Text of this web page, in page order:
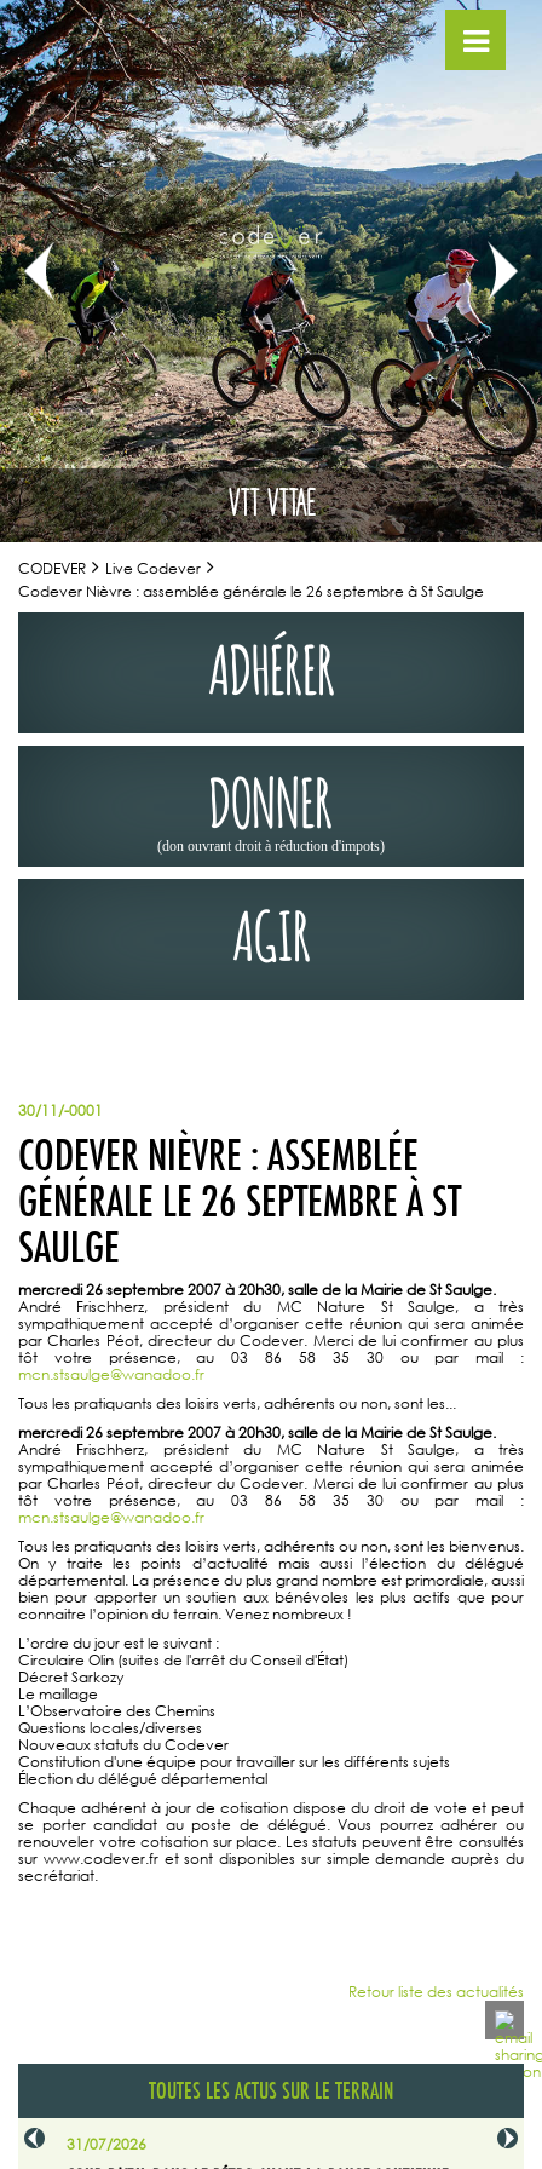
VTT VTTAE
CODEVER
Live Codever
Codever Nièvre : assemblée générale le 26 septembre à St Saulge
ADHÉRER
DONNER
(don ouvrant droit à réduction d'impots)
AGIR
30/11/-0001
CODEVER NIÈVRE : ASSEMBLÉE
GÉNÉRALE LE 26 SEPTEMBRE À ST
SAULGE
mercredi 26 septembre 2007 à 20h30, salle de la Mairie de St Saulge.
André Frischherz, président du MC Nature St Saulge, a très
sympathiquement accepté d’organiser cette réunion qui sera animée
par Charles Péot, directeur du Codever. Merci de lui confirmer au plus
tôt votre présence, au 03 86 58 35 30 ou par mail :
mcn.stsaulge@wanadoo.fr
Tous les pratiquants des loisirs verts, adhérents ou non, sont les...
mercredi 26 septembre 2007 à 20h30, salle de la Mairie de St Saulge.
André Frischherz, président du MC Nature St Saulge, a très
sympathiquement accepté d’organiser cette réunion qui sera animée
par Charles Péot, directeur du Codever. Merci de lui confirmer au plus
tôt votre présence, au 03 86 58 35 30 ou par mail :
mcn.stsaulge@wanadoo.fr
Tous les pratiquants des loisirs verts, adhérents ou non, sont les bienvenus.
On y traite les points d’actualité mais aussi l’élection du délégué
départemental. La présence du plus grand nombre est primordiale, aussi
bien pour apporter un soutien aux bénévoles les plus actifs que pour
connaitre l’opinion du terrain. Venez nombreux !
L’ordre du jour est le suivant :
Circulaire Olin (suites de l'arrêt du Conseil d'État)
Décret Sarkozy
Le maillage
L’Observatoire des Chemins
Questions locales/diverses
Nouveaux statuts du Codever
Constitution d'une équipe pour travailler sur les différents sujets
Élection du délégué départemental
Chaque adhérent à jour de cotisation dispose du droit de vote et peut
se porter candidat au poste de délégué. Vous pourrez adhérer ou
renouveler votre cotisation sur place. Les statuts peuvent être consultés
sur www.codever.fr et sont disponibles sur simple demande auprès du
secrétariat.
Retour liste des actualités
TOUTES LES ACTUS SUR LE TERRAIN
31/07/2026 29/07/